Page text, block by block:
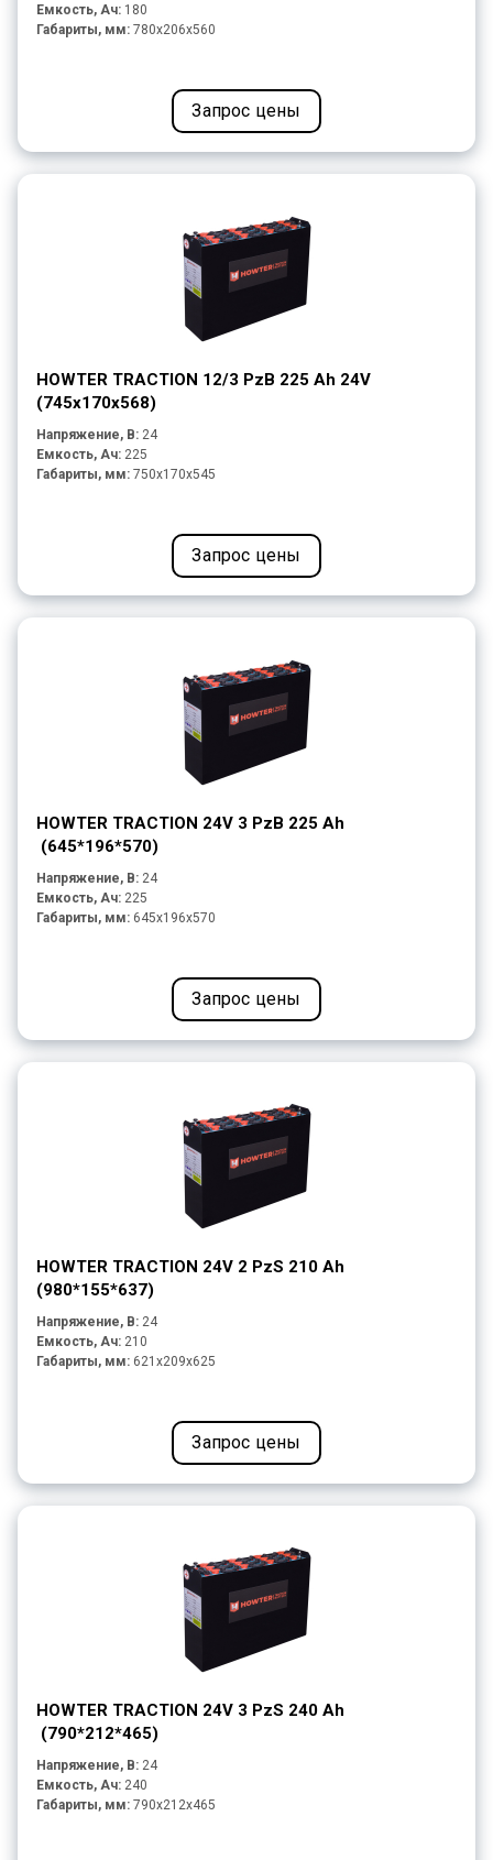
Емкость, Ач: 180
Габариты, мм: 780x206x560
Запрос цены
HOWTER TRACTION 12/3 PzB 225 Ah 24V
(745х170x568)
Напряжение, В: 24
Емкость, Ач: 225
Габариты, мм: 750x170x545
Запрос цены
HOWTER TRACTION 24V 3 PzB 225 Ah
(645*196*570)
Напряжение, В: 24
Емкость, Ач: 225
Габариты, мм: 645x196x570
Запрос цены
HOWTER TRACTION 24V 2 PzS 210 Ah
(980*155*637)
Напряжение, В: 24
Емкость, Ач: 210
Габариты, мм: 621x209x625
Запрос цены
HOWTER TRACTION 24V 3 PzS 240 Ah
(790*212*465)
Напряжение, В: 24
Емкость, Ач: 240
Габариты, мм: 790x212x465